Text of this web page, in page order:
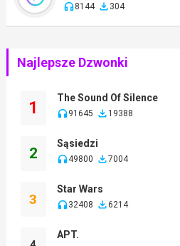
8144 304
Najlepsze Dzwonki
1
The Sound Of Silence
91645 19388
2
Sąsiedzi
49800 7004
3
Star Wars
32408 6214
APT.